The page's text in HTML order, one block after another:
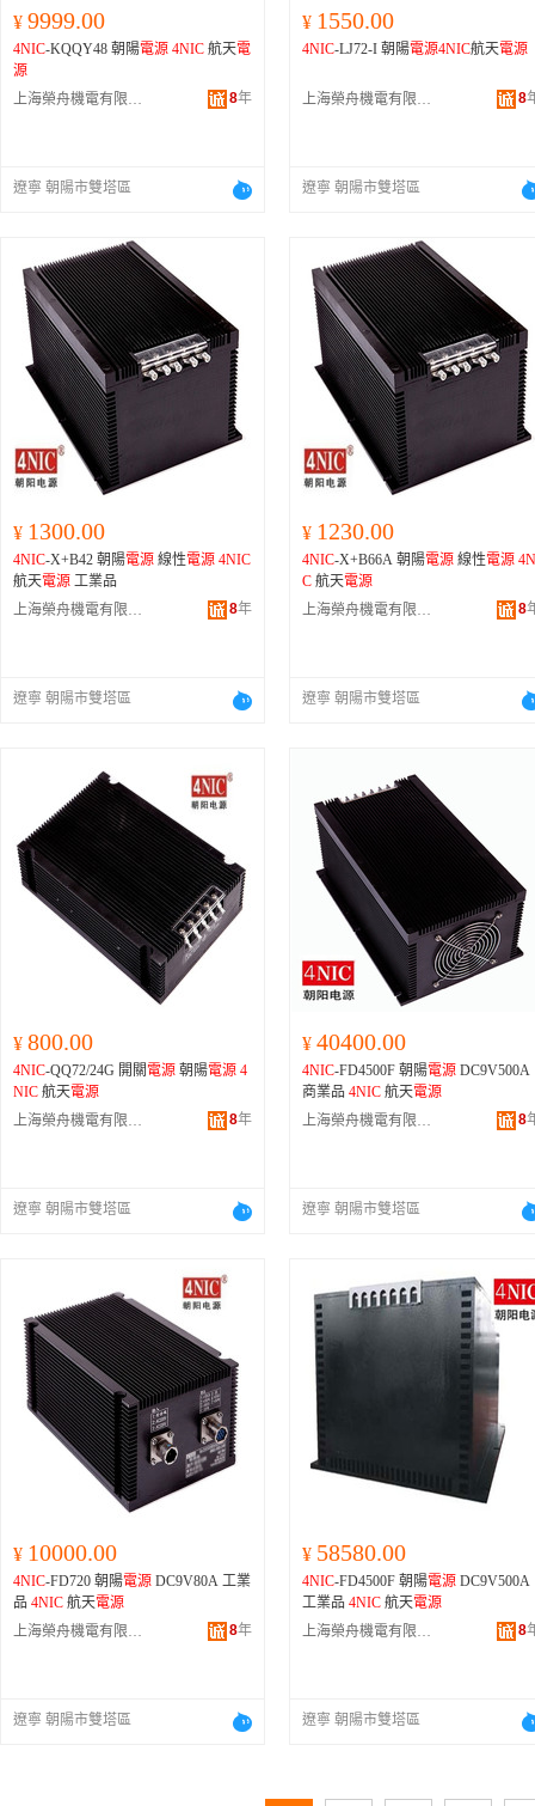
¥ 9999.00
4NIC-KQQY48 朝陽電源 4NIC 航天電
源
上海榮舟機電有限公司
8年
遼寧 朝陽市雙塔區
¥ 1550.00
4NIC-LJ72-I 朝陽電源4NIC航天電源
上海榮舟機電有限公司 8
遼寧 朝陽市雙塔區
¥ 1300.00
4NIC-X+B42 朝陽電源 線性電源 4NIC
航天電源 工業品
上海榮舟機電有限公司
8年
遼寧 朝陽市雙塔區
¥ 1230.00
4NIC-X+B66A 朝陽電源 線性電源
C 航天電源
上海榮舟機電有限公司
8
遼寧 朝陽市雙塔區
¥ 800.00
4NIC-QQ72/24G 開關 電源 朝陽電源 4
NIC 航天電源
上海榮舟機電有限公司
8年
遼寧 朝陽市雙塔區
¥ 40400.00
4NIC-FD4500F 朝陽電源 DC9V500A
商業品 4NIC 航天電源
上海榮舟機電有限公司
8
遼寧 朝陽市雙塔區
¥ 10000.00
4NIC-FD720 朝陽電源 DC9V80A 工業
品 4NIC 航天電源
上海榮舟機電有限公司
8年
遼寧 朝陽市雙塔區
¥ 58580.00
4NIC-FD4500F 朝陽電源 DC9V500A
工業品 4NIC 航天電源
上海榮舟機電有限公司
8
遼寧 朝陽市雙塔區